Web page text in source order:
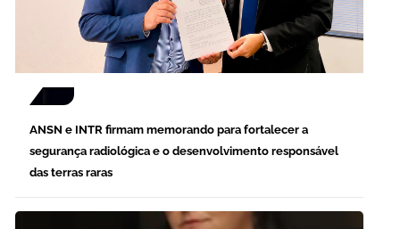
ANSN e INTR firmam memorando para fortalecer a
segurança radiológica e o desenvolvimento responsável
das terras raras